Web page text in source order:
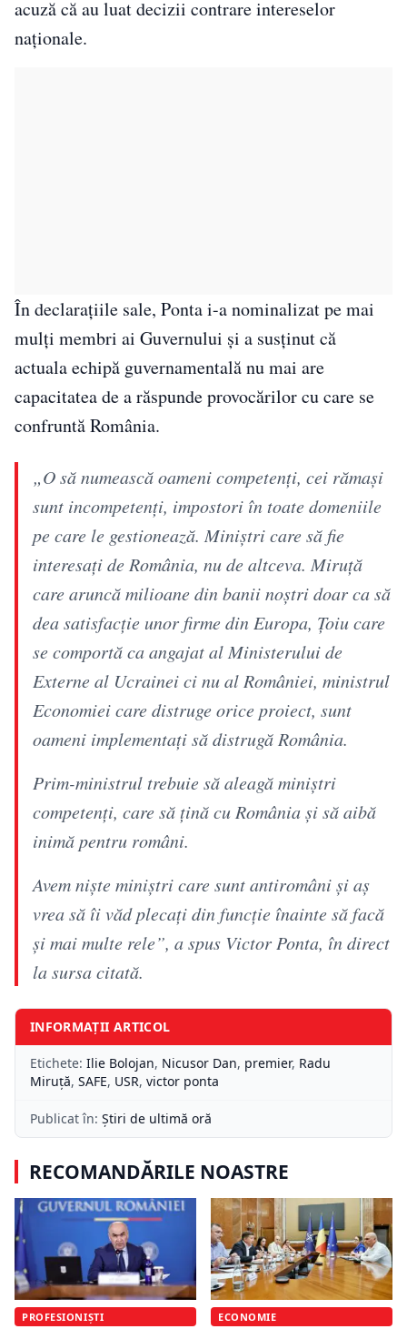
acuză că au luat decizii contrare intereselor
naționale.
În declarațiile sale, Ponta i-a nominalizat pe mai
mulți membri ai Guvernului și a susținut că
actuala echipă guvernamentală nu mai are
capacitatea de a răspunde provocărilor cu care se
confruntă România.
„O să numească oameni competenți, cei rămași
sunt incompetenți, impostori în toate domeniile
pe care le gestionează. Miniștri care să fie
interesați de România, nu de altceva. Miruță
care aruncă milioane din banii noștri doar ca să
dea satisfacție unor firme din Europa, Țoiu care
se comportă ca angajat al Ministerului de
Externe al Ucrainei ci nu al României, ministrul
Economiei care distruge orice proiect, sunt
oameni implementați să distrugă România.
Prim-ministrul trebuie să aleagă miniștri
competenți, care să țină cu România și să aibă
inimă pentru români.
Avem niște miniștri care sunt antiromâni și aș
vrea să îi văd plecați din funcție înainte să facă
și mai multe rele”, a spus Victor Ponta, în direct
la sursa citată.
INFORMAȚII ARTICOL
Etichete: Ilie Bolojan, Nicusor Dan, premier, Radu
Miruță, SAFE, USR, victor ponta
Publicat în: Știri de ultimă oră
RECOMANDĂRILE NOASTRE
PROFESIONIȘTI ECONOMIE